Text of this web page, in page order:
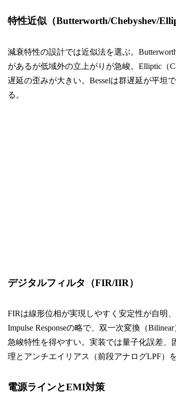
特性近似（Butterworth/Chebyshev/
減衰特性の設計では近似法を選ぶ。
があるが低域外の立上がりが急峻。Elliptic（
遅延の歪みが大きい。Besselは群遅延が平坦
る。
デジタルフィルタ（FIR/IIR）
FIRは線形位相が実現しやすく安定性が自明
Impulse Responseの略で、双一次変換（
急峻特性を得やすい。実装では量子化誤差
理とアンチエイリアス（前段アナログLPF）
電源ラインとEMI対策